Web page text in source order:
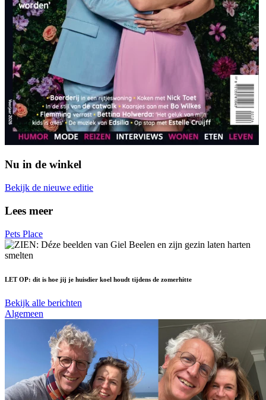
Nu in de winkel
Bekijk de nieuwe editie
Lees meer
Pets Place
LET OP: dit is hoe jij je huisdier koel houdt tijdens de zomerhitte
Bekijk alle berichten
Algemeen